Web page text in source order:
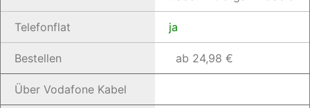
Telefonflat ja
Bestellen ab 24,98 €
Über Vodafone Kabel